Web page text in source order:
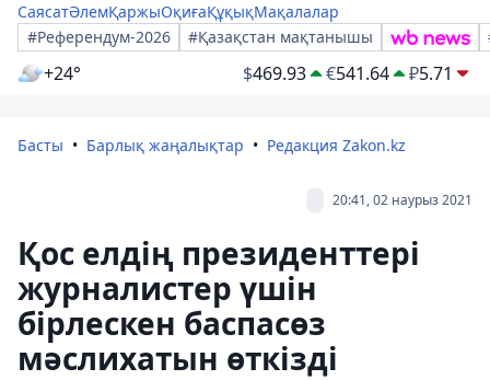
СаясатӘлемҚаржыОқиғаҚұқықМақалалар
#Референдум-2026
#Қазақстан мақтанышы
+24° $469.93 €541.64 ₽5.71
Басты Барлық жаңалықтар Редакция Zakon.kz
20:41, 02 наурыз 2021
Қос елдің президенттері
журналистер үшін
бірлескен баспасөз
мәслихатын өткізді